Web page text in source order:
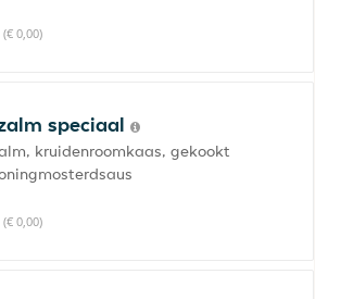
0,00)
speciaal
kruidenroomkaas, gekookt
0,00)